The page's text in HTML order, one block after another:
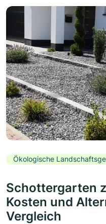
Ökologische
Schottergarten
Kosten und
Vergleich